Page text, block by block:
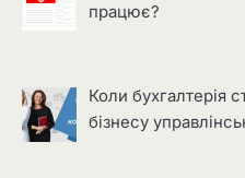
працює?
Коли бухгалтерія
бізнесу